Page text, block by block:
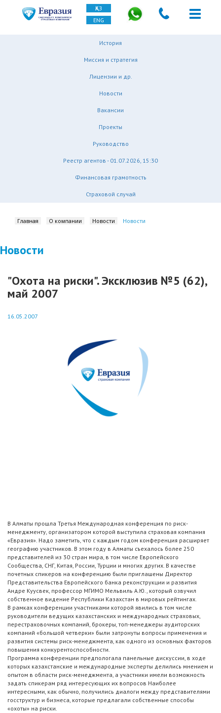
ҚАЗ
ENG
История
Миссия и стратегия
Лицензии и др.
Новости
Вакансии
Проекты
Руководство
Реестр агентов - 01.07.2026, 15:30
Финансовая грамотность
Страховой случай
Главная О компании Новости Новости
Новости
"Охота на риски". Эксклюзив №5 (62),
май 2007
16.05.2007
В Алматы прошла Третья Международная конференция по риск-
менеджменту, организатором которой выступила страховая компания
«Евразия». Надо заметить, что с каждым годом конференция расширяет
географию участников. В этом году в Алматы съехалось более 250
представителей из 30 стран мира, в том числе Европейского
Сообщества, СНГ, Китая, России, Турции и многих других. В качестве
почетных спикеров на конференцию были приглашены Директор
Представительства Европейского банка реконструкции и развития
Андре Куусвек, профессор МГИМО Мельвиль А.Ю., который озвучил
собственное видение Республики Казахстан в мировых рейтингах.
В рамках конференции участниками которой явились в том числе
руководители ведущих казахстанских и международных страховых,
перестраховочных компаний, брокеры, топ-менеджеры аудиторских
компаний «большой четверки» были затронуты вопросы применения и
развития системы риск-менеджмента, как одного из основных факторов
повышения конкурентоспособности.
Программа конференции предпологала панельные дискуссии, в ходе
которых казахстанские и международные эксперты делились мнением и
опытом в области риск-менеджмента, а участники имели возможность
задать спикерам ряд интересующих их вопросов Наиболее
интересными, как обычно, получились диалоги между представителями
госструктур и бизнеса, которые предлагали собственные способы
«охоты» на риски.